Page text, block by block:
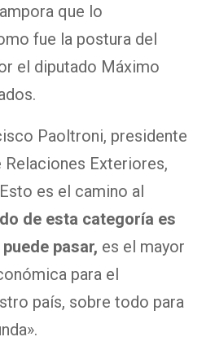
que lo
fue la postura del
el diputado Máximo
Paoltroni, presidente
Exteriores,
es el camino al
de esta categoría es
pasar, es el mayor
para el
país, sobre todo para